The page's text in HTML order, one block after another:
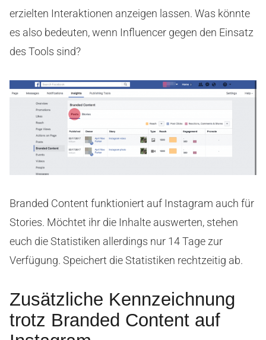
erzielten Interaktionen anzeigen lassen. Was könnte
es also bedeuten, wenn Influencer gegen den Einsatz
des Tools sind?
Branded Content funktioniert auf Instagram auch für
Stories. Möchtet ihr die Inhalte auswerten, stehen
euch die Statistiken allerdings nur 14 Tage zur
Verfügung. Speichert die Statistiken rechtzeitig ab.
Zusätzliche Kennzeichnung
trotz Branded Content auf